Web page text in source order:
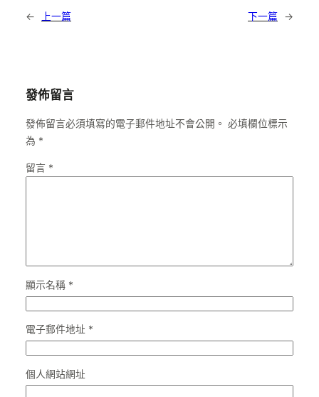
← 上一篇 下一篇 →
發佈留言
發佈留言必須填寫的電子郵件地址不會公開。 必填欄位標示
為 *
留言 *
顯示名稱 *
電子郵件地址 *
個人網站網址